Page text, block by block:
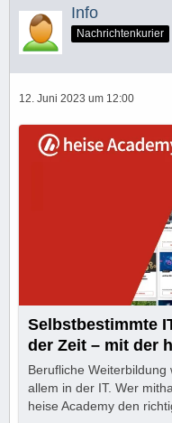
Info
Nachrichtenkurier
12. Juni 2023 um 12:00
Selbstbestimmte
der Zeit – mit der
Berufliche
allem in der IT. Wer
heise Academy den